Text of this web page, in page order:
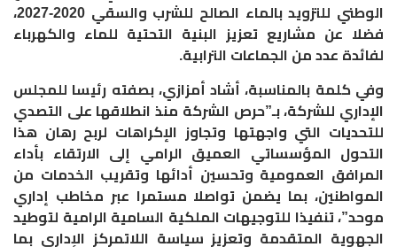
الوطني للتزويد بالماء الصالح للشرب والسقي 2020-2027،
فضلا عن مشاريع تعزيز البنية التحتية للماء والكهرباء
لفائدة عدد من الجماعات الترابية.
وفي كلمة بالمناسبة، أشاد أمزازي، بصفته رئيسا للمجلس
الإداري للشركة، بـ”حرص الشركة منذ انطلاقها على التصدي
للتحديات التي واجهتها وتجاوز الإكراهات لربح رهان هذا
التحول المؤسساتي العميق الرامي إلى الارتقاء بأداء
المرافق العمومية وتحسين أدائها وتقريب الخدمات من
المواطنين، بما يضمن تواصلا مستمرا عبر مخاطب إداري
موحد”، تنفيذا للتوجيهات الملكية السامية الرامية لتوطيد
الجهوية المتقدمة وتعزيز سياسة اللاتمركز الإداري بما